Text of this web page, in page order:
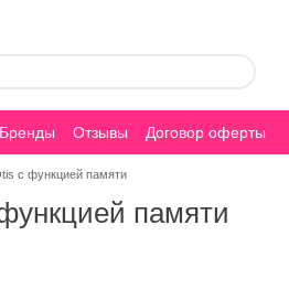
Бренды Отзывы
Договор оферты
с функцией памяти
памяти